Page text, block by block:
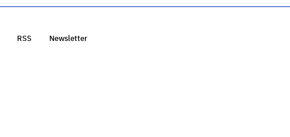
RSS Newsletter